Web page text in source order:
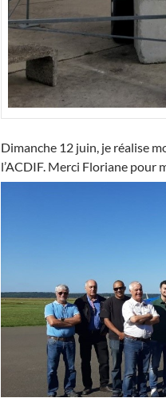
Dimanche 12 juin, je réalise
l’ACDIF. Merci Floriane pour